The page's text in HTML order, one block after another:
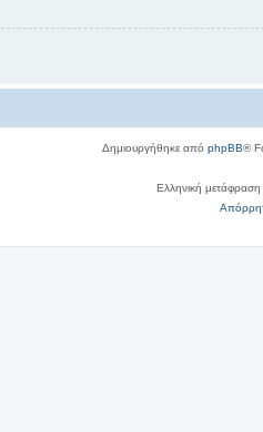
Δημιουργήθηκε από phpBB®
Ελληνική